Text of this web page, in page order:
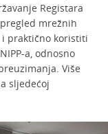
Registara
mrežnih
praktično koristiti
a, odnosno
Više
sljedećoj